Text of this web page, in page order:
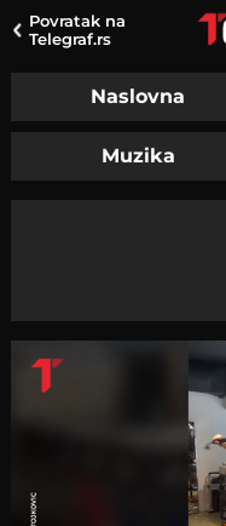
Povratak na
Telegraf.rs
Naslovna
Muzika